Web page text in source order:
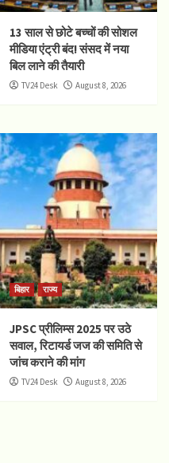
13 साल से छोटे बच्चों की सोशल
मीडिया एंट्री बंद! संसद में नया
बिल लाने की तैयारी
TV24 Desk August 8, 2026
बिहार राज्य
JPSC प्रीलिम्स 2025 पर उठे
सवाल, रिटायर्ड जज की समिति से
जांच कराने की मांग
TV24 Desk August 8, 2026